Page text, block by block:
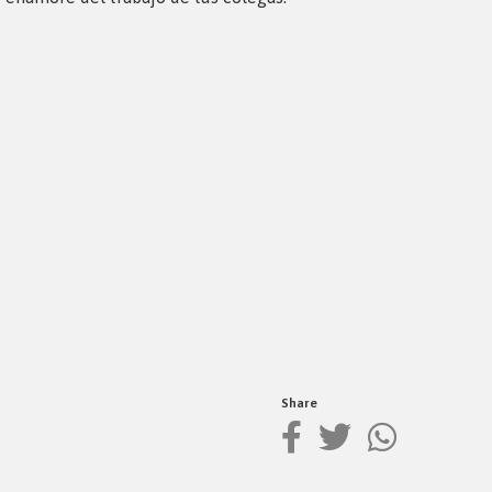
Share